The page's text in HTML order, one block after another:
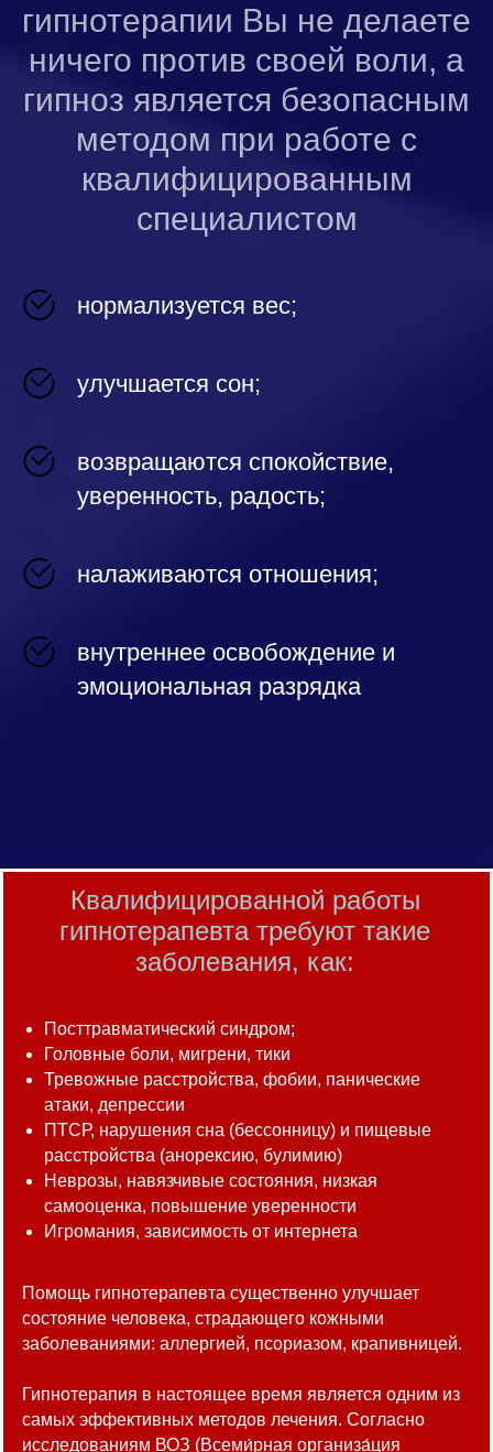
гипнотерапии Вы не делаете
ничего против своей воли, а
гипноз является безопасным
методом при работе с
квалифицированным
специалистом
нормализуется вес;
улучшается сон;
возвращаются спокойствие,
уверенность, радость;
налаживаются отношения;
внутреннее освобождение и
эмоциональная разрядка
Квалифицированной работы
гипнотерапевта требуют такие
заболевания, как:
Посттравматический синдром;
Головные боли, мигрени, тики
Тревожные расстройства, фобии, панические
атаки, депрессии
ПТСР, нарушения сна (бессонницу) и пищевые
расстройства (анорексию, булимию)
Неврозы, навязчивые состояния, низкая
самооценка, повышение уверенности
Игромания, зависимость от интернета
Помощь гипнотерапевта существенно улучшает
состояние человека, страдающего кожными
заболеваниями: аллергией, псориазом, крапивницей.
Гипнотерапия в настоящее время является одним из
самых эффективных методов лечения. Согласно
исследованиям ВОЗ (Всеми́рная организа́ция